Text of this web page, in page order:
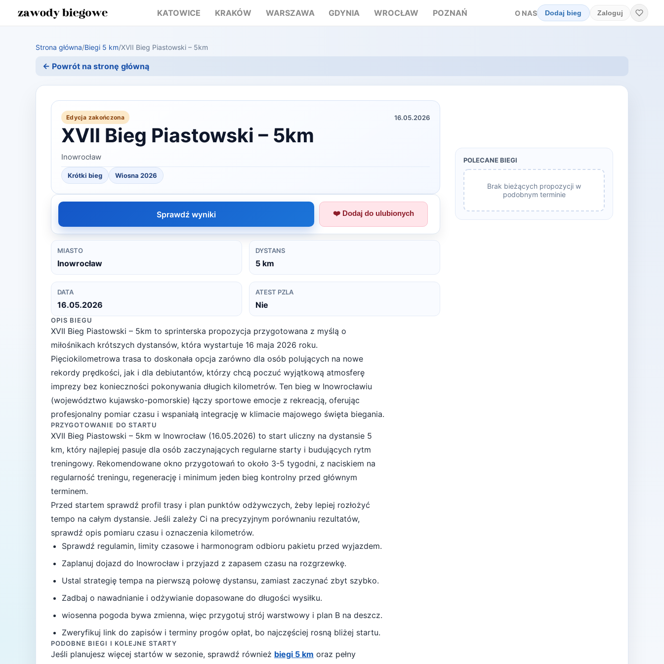
KATOWICE KRAKÓW WARSZAWA GDYNIA WROCŁAW POZNAŃ O NAS Dodaj bieg Zaloguj
Strona główna/Biegi 5 km/XVII Bieg Piastowski – 5km
← Powrót na stronę główną
Edycja zakończona 16.05.2026
XVII Bieg Piastowski – 5km
Inowrocław
Krótki bieg Wiosna 2026
Sprawdź wyniki ❤️ Dodaj do ulubionych
MIASTO
Inowrocław
DYSTANS
5 km
DATA
16.05.2026
ATEST PZLA
Nie
OPIS BIEGU
XVII Bieg Piastowski – 5km to sprinterska propozycja przygotowana z myślą o
miłośnikach krótszych dystansów, która wystartuje 16 maja 2026 roku.
Pięciokilometrowa trasa to doskonała opcja zarówno dla osób polujących na nowe
rekordy prędkości, jak i dla debiutantów, którzy chcą poczuć wyjątkową atmosferę
imprezy bez konieczności pokonywania długich kilometrów. Ten bieg w Inowrocławiu
(województwo kujawsko-pomorskie) łączy sportowe emocje z rekreacją, oferując
profesjonalny pomiar czasu i wspaniałą integrację w klimacie majowego święta biegania.
PRZYGOTOWANIE DO STARTU
XVII Bieg Piastowski – 5km w Inowrocław (16.05.2026) to start uliczny na dystansie 5
km, który najlepiej pasuje dla osób zaczynających regularne starty i budujących rytm
treningowy. Rekomendowane okno przygotowań to około 3-5 tygodni, z naciskiem na
regularność treningu, regenerację i minimum jeden bieg kontrolny przed głównym
terminem.
Przed startem sprawdź profil trasy i plan punktów odżywczych, żeby lepiej rozłożyć
tempo na całym dystansie. Jeśli zależy Ci na precyzyjnym porównaniu rezultatów,
sprawdź opis pomiaru czasu i oznaczenia kilometrów.
Sprawdź regulamin, limity czasowe i harmonogram odbioru pakietu przed wyjazdem.
Zaplanuj dojazd do Inowrocław i przyjazd z zapasem czasu na rozgrzewkę.
Ustal strategię tempa na pierwszą połowę dystansu, zamiast zaczynać zbyt szybko.
Zadbaj o nawadnianie i odżywianie dopasowane do długości wysiłku.
wiosenna pogoda bywa zmienna, więc przygotuj strój warstwowy i plan B na deszcz.
Zweryfikuj link do zapisów i terminy progów opłat, bo najczęściej rosną bliżej startu.
PODOBNE BIEGI I KOLEJNE STARTY
Jeśli planujesz więcej startów w sezonie, sprawdź również biegi 5 km oraz pełny
POLECANE BIEGI
Brak bieżących propozycji w
podobnym terminie